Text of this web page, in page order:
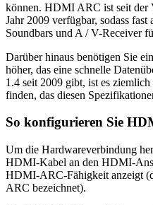
können. HDMI ARC ist seit
Jahr 2009 verfügbar, sodass
Soundbars und A / V-Receiver
Darüber hinaus benötigen Sie
höher, das eine schnelle
1.4 seit 2009 gibt, ist es
finden, das diesen
So konfigurieren Sie
Um die Hardwareverbindung
HDMI-Kabel an den HDMI-
HDMI-ARC-Fähigkeit anzeigt
ARC bezeichnet).